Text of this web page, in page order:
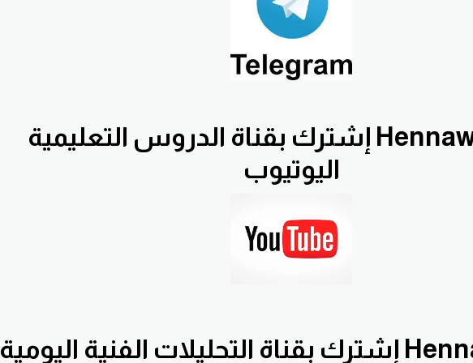
إشترك بقناة الدروس التعليمية Hennawifx على
اليوتيوب
إشترك بقناة التحليلات الفنية اليومية Hennawifx على